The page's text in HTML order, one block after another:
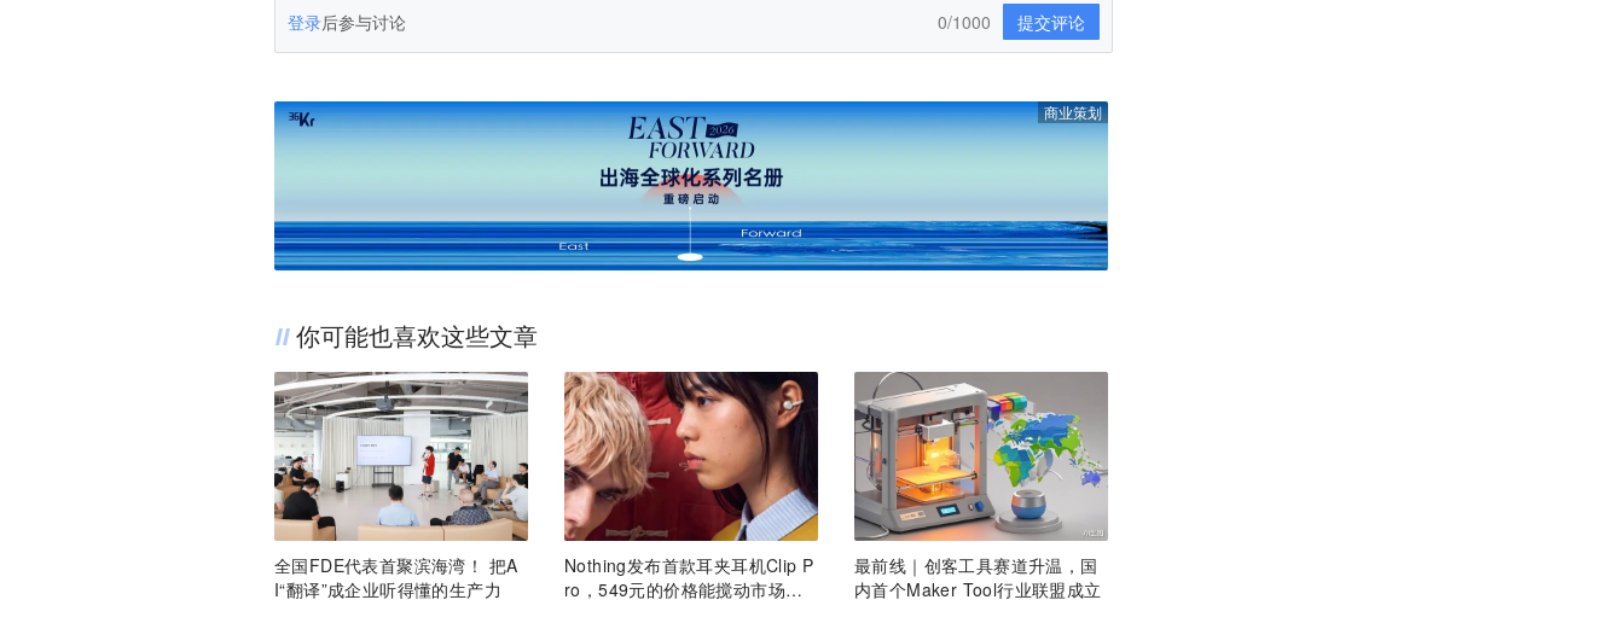
登录后参与讨论 提交评论
0/1000
商业策划
你可能也喜欢这些文章
全国FDE代表首聚滨海湾！ 把A
I“翻译”成企业听得懂的生产力
Nothing发布首款耳夹耳机Clip P
ro，549元的价格能搅动市场
最前线｜创客工具赛道升温，国
内首个Maker Tool行业联盟成立